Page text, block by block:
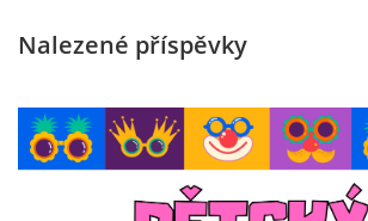
VÝKONNÝ VÝBOR SBORU
DOKUMENTY
VÝJEZDOVÁ JEDNOTKA
Nalezené příspěvky